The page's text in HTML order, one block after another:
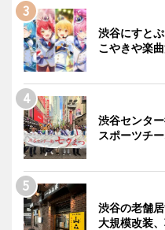
渋谷にすと
こやきや楽
渋谷センタ
スポーツチ
渋谷の老舗
大規模改装